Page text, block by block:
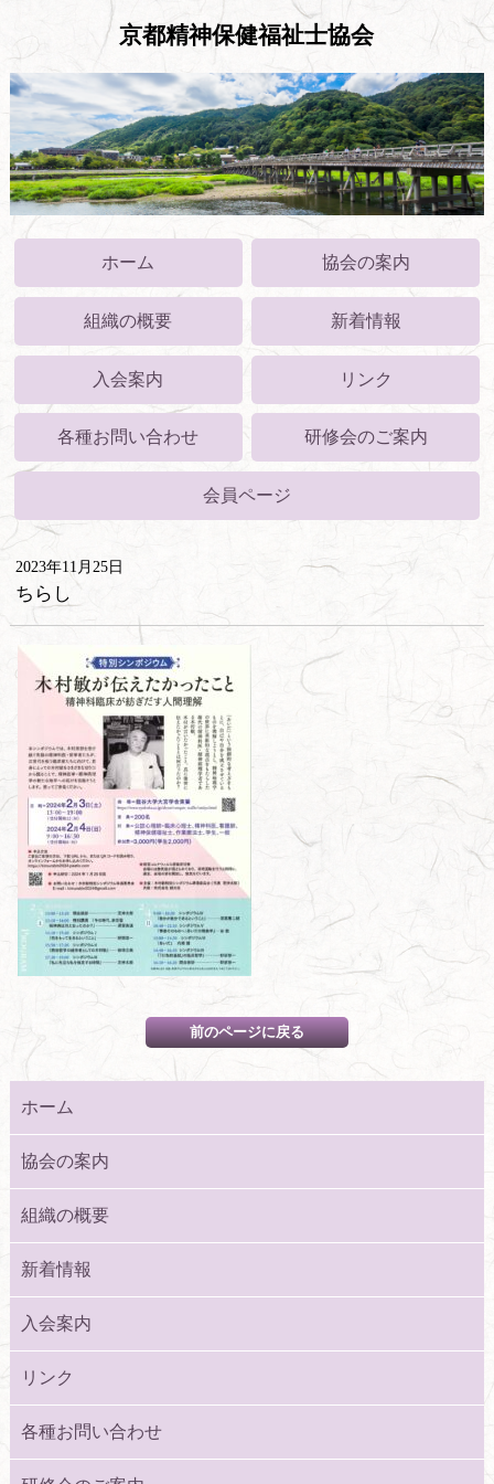
京都精神保健福祉士協会
ホーム 協会の案内
組織の概要 新着情報
入会案内 リンク
各種お問い合わせ 研修会のご案内
会員ページ
2023年11月25日
ちらし
ホーム
協会の案内
組織の概要
新着情報
入会案内
リンク
各種お問い合わせ